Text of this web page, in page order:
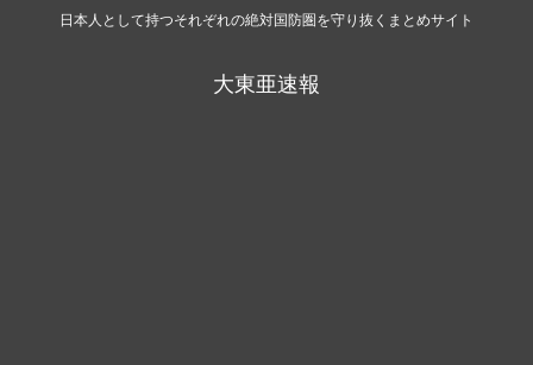
日本人として持つそれぞれの絶対国防圏を守り抜くまとめサイト
大東亜速報